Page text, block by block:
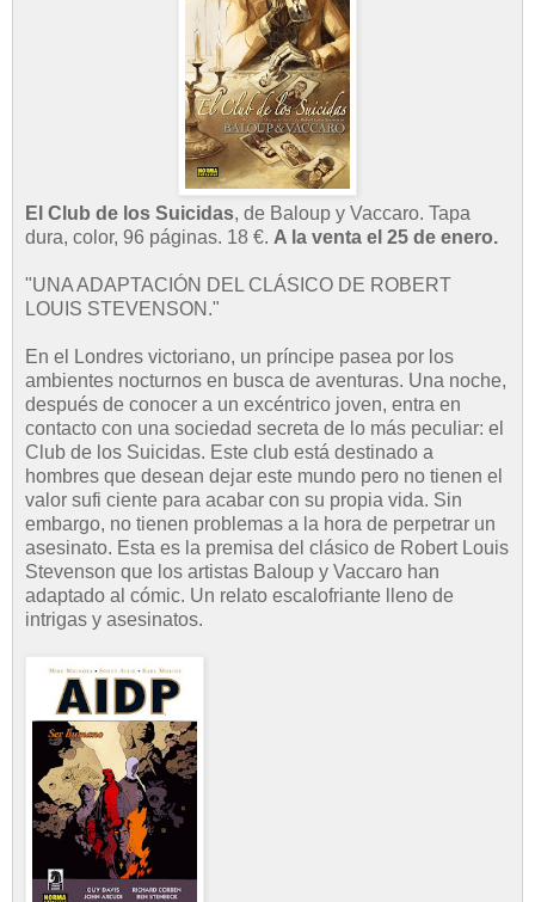
El Club de los Suicidas, de Baloup y Vaccaro. Tapa
dura, color, 96 páginas. 18 €. A la venta el 25 de enero.
"UNA ADAPTACIÓN DEL CLÁSICO DE ROBERT
LOUIS STEVENSON."
En el Londres victoriano, un príncipe pasea por los
ambientes nocturnos en busca de aventuras. Una noche,
después de conocer a un excéntrico joven, entra en
contacto con una sociedad secreta de lo más peculiar: el
Club de los Suicidas. Este club está destinado a
hombres que desean dejar este mundo pero no tienen el
valor sufi ciente para acabar con su propia vida. Sin
embargo, no tienen problemas a la hora de perpetrar un
asesinato. Esta es la premisa del clásico de Robert Louis
Stevenson que los artistas Baloup y Vaccaro han
adaptado al cómic. Un relato escalofriante lleno de
intrigas y asesinatos.